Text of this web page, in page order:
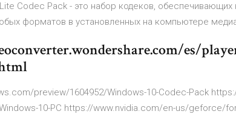
Codec Pack - это набор кодеков,
форматов в установленных на компьютере
es/
preview/1604952/Windows-10-Codec-Pack
Windows-10-PC https://www.nvidia.com/en-us/geforce/